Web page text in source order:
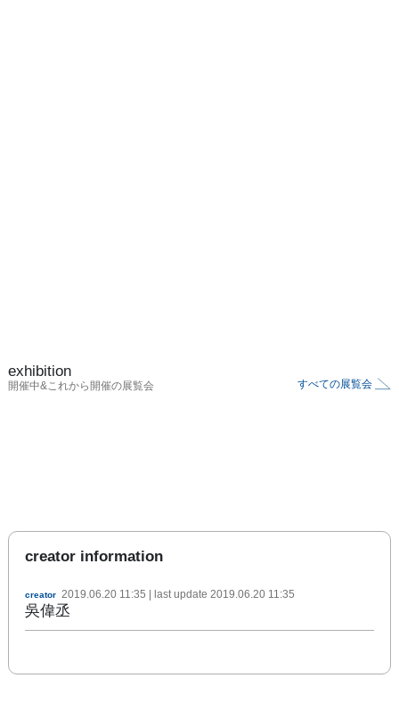
exhibition
開催中&これから開催の展覧会 すべての展覧会
creator information
creator 2019.06.20 11:35 | last update 2019.06.20 11:35
吳偉丞